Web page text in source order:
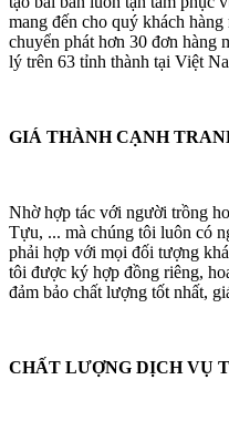
mang đến cho quý khách
chuyển phát hơn 30 đơn
lý trên 63 tỉnh thành tại Việt
GIÁ THÀNH CẠNH
Nhờ hợp tác với người trồng
Tựu, ... mà chúng tôi luôn có
phải hợp với mọi đối tượng
tôi được ký hợp đồng riêng,
đảm bảo chất lượng tốt nhất,
CHẤT LƯỢNG DỊCH VỤ